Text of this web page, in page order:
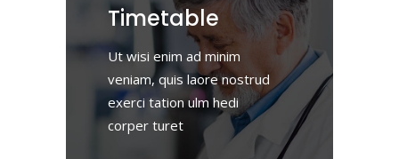
Timetable
Ut wisi enim ad minim
veniam, quis laore nostrud
exerci tation ulm hedi
corper turet